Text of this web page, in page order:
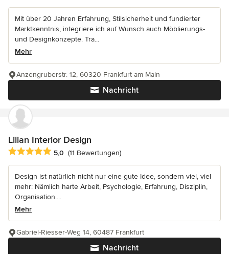
Mit über 20 Jahren Erfahrung, Stilsicherheit und fundierter
Marktkenntnis, integriere ich auf Wunsch auch Möblierungs-
und Designkonzepte. Tra...
Mehr
Nachricht
Anzengruberstr. 12, 60320 Frankfurt am Main
Lilian Interior Design
Durchschnittliche Bewertung: 5 von 5 Sternen
5,0 (11 Bewertungen)
Design ist natürlich nicht nur eine gute Idee, sondern viel, viel
mehr: Nämlich harte Arbeit, Psychologie, Erfahrung, Disziplin,
Organisation....
Mehr
Nachricht
Gabriel-Riesser-Weg 14, 60487 Frankfurt